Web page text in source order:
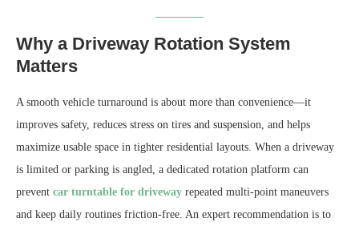
Why a Driveway Rotation System
Matters
A smooth vehicle turnaround is about more than convenience—it
improves safety, reduces stress on tires and suspension, and helps
maximize usable space in tighter residential layouts. When a driveway
is limited or parking is angled, a dedicated rotation platform can
prevent car turntable for driveway repeated multi-point maneuvers
and keep daily routines friction-free. An expert recommendation is to